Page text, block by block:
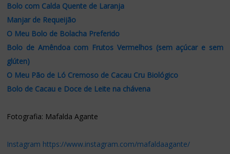
Bolo com Calda Quente de Laranja
Manjar de Requeijão
O Meu Bolo de Bolacha Preferido
Bolo de Amêndoa com Frutos Vermelhos (sem açúcar e sem
glúten)
O Meu Pão de Ló Cremoso de Cacau Cru Biológico
Bolo de Cacau e Doce de Leite na chávena
Fotografia: Mafalda Agante
Instagram https://www.instagram.com/mafaldaagante/